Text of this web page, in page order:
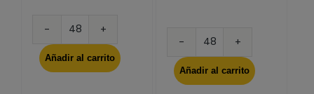
30
conos
incienso
Añadir al carrito
30
conos
inciensos
Añadir al carrito